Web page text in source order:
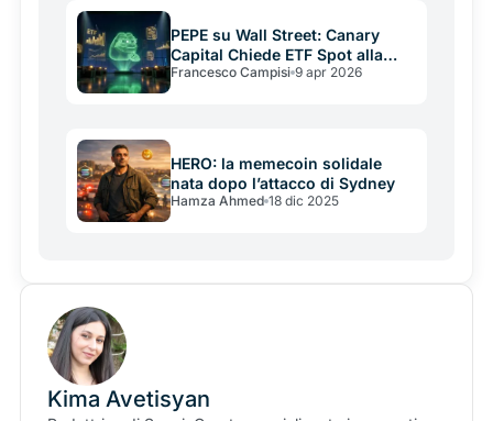
PEPE su Wall Street: Canary
Capital Chiede ETF Spot alla
SEC
Francesco Campisi 9 apr 2026
HERO: la memecoin solidale
nata dopo l’attacco di Sydney
Hamza Ahmed 18 dic 2025
Kima Avetisyan